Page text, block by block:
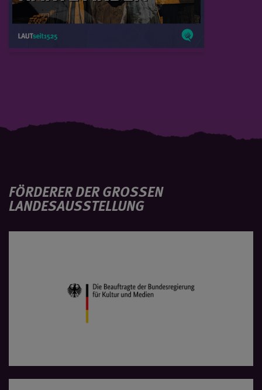
FÖRDERER DER GROSSEN L
ANDESAUSSTELLUNG